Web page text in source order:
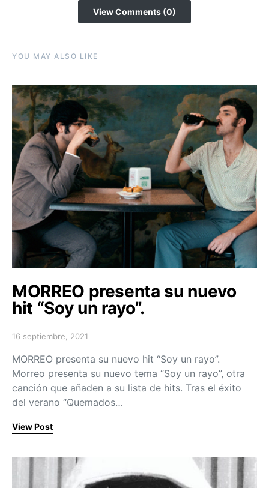
View Comments (0)
YOU MAY ALSO LIKE
MORREO presenta su nuevo
hit “Soy un rayo”.
Posted on
16 septiembre, 2021
MORREO presenta su nuevo hit “Soy un rayo”.
Morreo presenta su nuevo tema “Soy un rayo”, otra
canción que añaden a su lista de hits. Tras el éxito
del verano “Quemados…
View Post